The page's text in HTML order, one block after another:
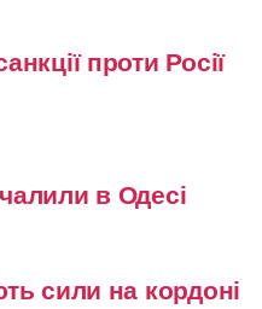
проти Росії
в Одесі
сили на кордоні